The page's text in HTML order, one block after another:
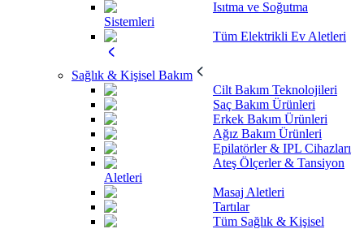
Isıtma ve Soğutma
Sistemleri
Tüm Elektrikli Ev Aletleri
Sağlık & Kişisel Bakım
Cilt Bakım Teknolojileri
Saç Bakım Ürünleri
Erkek Bakım Ürünleri
Ağız Bakım Ürünleri
Epilatörler & IPL Cihazları
Ateş Ölçerler & Tansiyon
Aletleri
Masaj Aletleri
Tartılar
Tüm Sağlık & Kişisel